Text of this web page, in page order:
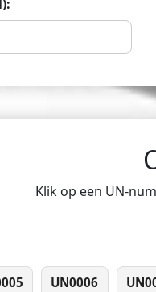
Klik op een UN-
UN0006